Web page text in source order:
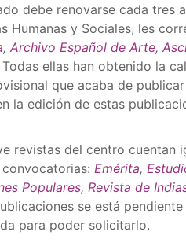
debe renovarse cada tres
Humanas y Sociales, les
, Archivo Español de Arte,
Todas ellas han obtenido la
que acaba de
la edición de estas
revistas del centro cuentan
Emérita,
Populares, Revista de
se está
para poder solicitarlo.